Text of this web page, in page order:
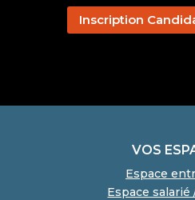
Inscription
VOS
Espace
Espace salarié